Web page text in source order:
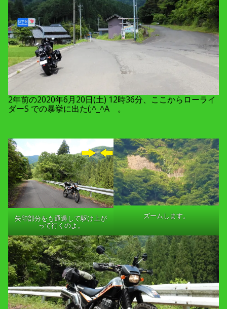
2年前の2020年6月20日(土) 12時36分、ここからローライ
ダーS での暴挙に出た(;^_^A 。
矢印部分をも通過して駆け上が
って行くのよ。
ズームします。